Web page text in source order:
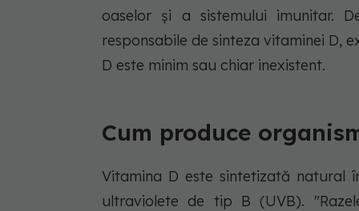
oaselor și a sistemului imunitar.
responsabile de sinteza vitaminei D,
D este minim sau chiar inexistent.
Cum produce
Vitamina D este sintetizată natural
ultraviolete de tip B (UVB).